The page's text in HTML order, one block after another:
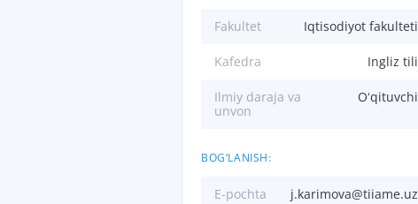
Fakultet Iqtisodiyot fakulteti
Kafedra Ingliz tili
Ilmiy daraja va
unvon
Oʻqituvchi
BOG‘LANISH:
E-pochta j.karimova@tiiame.uz